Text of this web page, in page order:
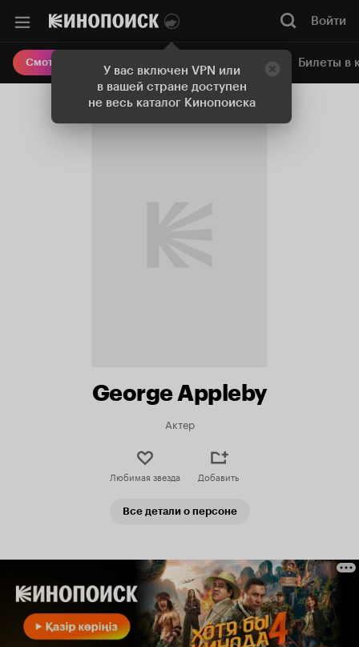
У вас включен VPN или
в вашей стране доступен
не весь каталог Кинопоиска
Войти
Смотреть кино Онлайн-кинотеатр Билеты в
George Appleby
Актер
Любимая звезда Добавить
Все детали о персоне